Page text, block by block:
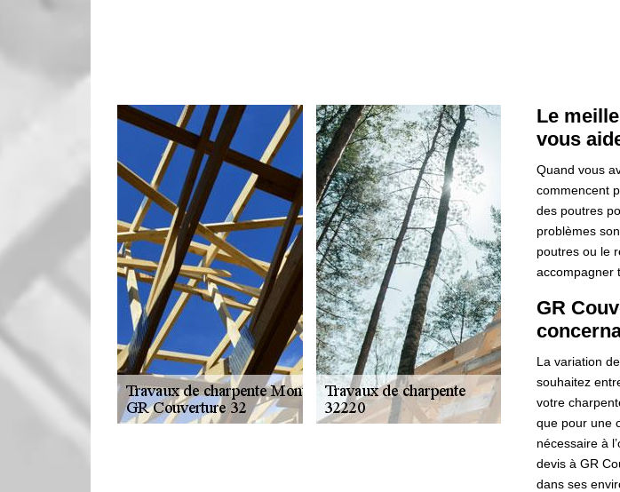
Le
vous
Quand vous
commencent
des poutres
problèmes
poutres ou le
accompagner
GR
La variation
souhaitez
votre
que pour une
nécessaire à
devis à GR
dans ses